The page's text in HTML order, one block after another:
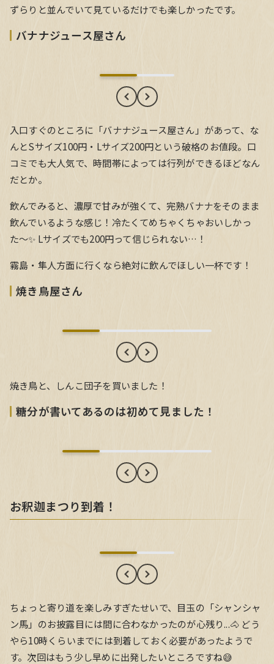
ずらりと並んでいて見ているだけでも楽しかったです。
バナナジュース屋さん
入口すぐのところに「バナナジュース屋さん」があって、な
んとSサイズ100円・Lサイズ200円という破格のお値段。口
コミでも大人気で、時間帯によっては行列ができるほどなん
だとか。
飲んでみると、濃厚で甘みが強くて、完熟バナナをそのまま
飲んでいるような感じ！冷たくてめちゃくちゃおいしかっ
た〜✨ Lサイズでも200円って信じられない…！
霧島・隼人方面に行くなら絶対に飲んでほしい一杯です！
焼き鳥屋さん
焼き鳥と、しんこ団子を買いました！
糖分が書いてあるのは初めて見ました！
糖分が書いてあるのは初めて見ました！
お釈迦まつり到着！
ちょっと寄り道を楽しみすぎたせいで、目玉の「シャンシャ
ン馬」のお披露目には間に合わなかったのが心残り...🐴 どう
やら10時くらいまでには到着しておく必要があったようで
す。次回はもう少し早めに出発したいところですね😅